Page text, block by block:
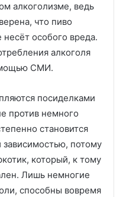
алкоголизме, ведь
что пиво
особого вреда.
алкоголя
СМИ.
посиделками
против немного
становится
потому
который, к тому
Лишь немногие
способны вовремя